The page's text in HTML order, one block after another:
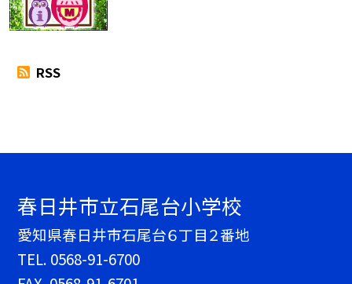
RSS
春日井市立石尾台小学校
愛知県春日井市石尾台６丁目２番地
TEL. 0568-91-6700